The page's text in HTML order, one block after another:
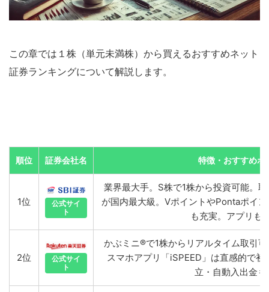
この章では１株（単元未満株）から買えるおすすめネット
証券ランキングについて解説します。
順位 証券会社名 特徴・おすすめポ
1位
公式サイ
ト
業界最大手。S株で1株から投資可能。
が国内最大級。VポイントやPontaポイ
も充実。アプリも
2位
公式サイ
ト
かぶミニ®で1株からリアルタイム取引
スマホアプリ「iSPEED」は直感的で
立・自動入出金